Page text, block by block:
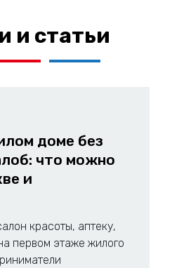
и статьи
доме без
что можно
и
красоты, аптеку,
первом этаже жилого